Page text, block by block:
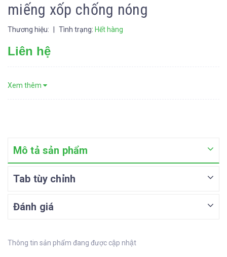
miếng xốp chống nóng
Thương hiệu: Tình trạng: Hết hàng
Liên hệ
Xem thêm
Mô tả sản phẩm
Tab tùy chỉnh
Đánh giá
Thông tin sản phẩm đang được cập nhật